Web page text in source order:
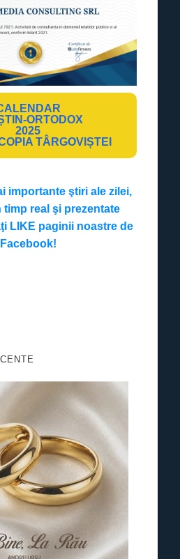
ORTODOX
2025
TÂRGOVIȘTEI
importante ştiri ale zilei,
timp real şi prezentate
LIKE paginii noastre de
Facebook!